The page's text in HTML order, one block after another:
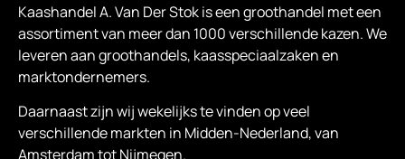
Kaashandel A. Van Der Stok is eengroothandel met een
assortiment van meer dan 1000 verschillende kazen. We
leveren aan groothandels, kaasspeciaalzaken en
marktondernemers.
Daarnaast zijn wij wekelijks te vinden op veel
verschillende markten in Midden-Nederland, van
Amsterdam tot Nijmegen.